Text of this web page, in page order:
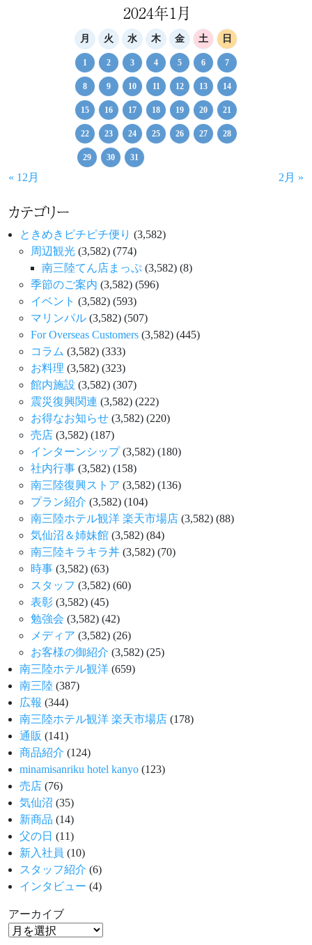
2024年1月
月 火 水 木 金 土 日
1 2 3 4 5 6 7
8 9 10 11 12 13 14
15 16 17 18 19 20 21
22 23 24 25 26 27 28
29 30 31
« 12月 2月 »
カテゴリー
ときめきピチピチ便り (3,582)
周辺観光 (3,582) (774)
南三陸てん店まっぷ (3,582) (8)
季節のご案内 (3,582) (596)
イベント (3,582) (593)
マリンパル (3,582) (507)
For Overseas Customers (3,582) (445)
コラム (3,582) (333)
お料理 (3,582) (323)
館内施設 (3,582) (307)
震災復興関連 (3,582) (222)
お得なお知らせ (3,582) (220)
売店 (3,582) (187)
インターンシップ(3,582) (180)
社内行事 (3,582) (158)
南三陸復興ストア (3,582) (136)
プラン紹介 (3,582) (104)
南三陸ホテル観洋 楽天市場店 (3,582) (88)
気仙沼＆姉妹館 (3,582) (84)
南三陸キラキラ丼 (3,582) (70)
時事 (3,582) (63)
スタッフ (3,582) (60)
表彰 (3,582) (45)
勉強会 (3,582) (42)
メディア (3,582) (26)
お客様の御紹介 (3,582) (25)
南三陸ホテル観洋 (659)
南三陸 (387)
広報 (344)
南三陸ホテル観洋 楽天市場店 (178)
通販 (141)
商品紹介 (124)
minamisanriku hotel kanyo (123)
売店 (76)
気仙沼 (35)
新商品 (14)
父の日 (11)
新入社員 (10)
スタッフ紹介 (6)
インタビュー (4)
アーカイブ